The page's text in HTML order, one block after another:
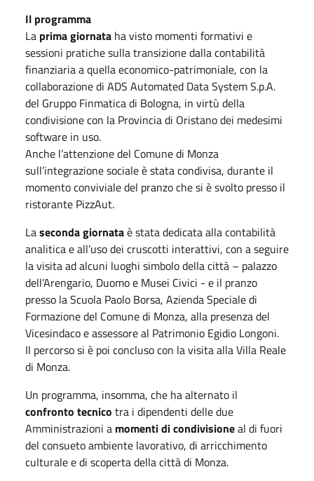
Il programma
La prima giornata ha visto momenti formativi e
sessioni pratiche sulla transizione dalla contabilità
finanziaria a quella economico-patrimoniale, con la
collaborazione di ADS Automated Data System S.p.A.
del Gruppo Finmatica di Bologna, in virtù della
condivisione con la Provincia di Oristano dei medesimi
software in uso.
Anche l’attenzione del Comune di Monza
sull’integrazione sociale è stata condivisa, durante il
momento conviviale del pranzo che si è svolto presso il
ristorante PizzAut.
Laseconda giornataè stata dedicata alla contabilità
analitica e all’uso dei cruscotti interattivi, con a seguire
la visita ad alcuni luoghi simbolo della città – palazzo
dell’Arengario, Duomo e Musei Civici - e il pranzo
presso la Scuola Paolo Borsa, Azienda Speciale di
Formazione del Comune di Monza, alla presenza del
Vicesindaco e assessore al Patrimonio Egidio Longoni.
Il percorso si è poi concluso con la visita alla Villa Reale
di Monza.
Un programma, insomma, che ha alternato il
confronto tecnico tra i dipendenti delle due
Amministrazioni a momenti di condivisioneal di fuori
del consueto ambiente lavorativo, di arricchimento
culturale e di scoperta della città di Monza.